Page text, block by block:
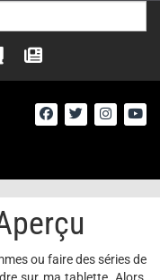
ou faire des séries de